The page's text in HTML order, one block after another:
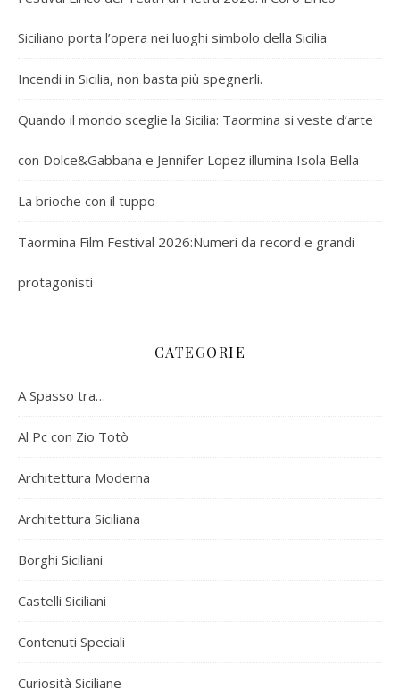
Siciliano porta l’opera nei luoghi simbolo della Sicilia
Incendi in Sicilia, non basta più spegnerli.
Quando il mondo sceglie la Sicilia: Taormina si veste d’arte
con Dolce&Gabbana e Jennifer Lopez illumina Isola Bella
La brioche con il tuppo
Taormina Film Festival 2026:Numeri da record e grandi
protagonisti
CATEGORIE
A Spasso tra…
Al Pc con Zio Totò
Architettura Moderna
Architettura Siciliana
Borghi Siciliani
Castelli Siciliani
Contenuti Speciali
Curiosità Siciliane